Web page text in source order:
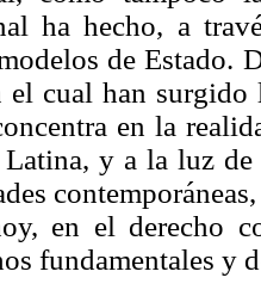
ha hecho, a
de Estado.
cual han surgido
en la
y a la luz de
en el derecho
fundamentales y